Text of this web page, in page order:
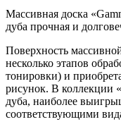
Массивная доска
дуба прочная и
Поверхность
несколько этапов
тонировки) и
рисунок. В коллекции
дуба, наиболее
соответствующими